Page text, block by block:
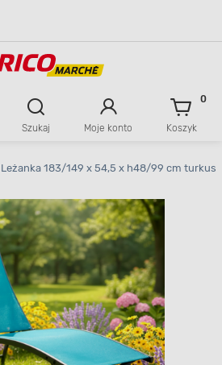
zawartości
Szukaj Moje konto Koszyk
0
Leżanka 183/149 x 54,5 x h48/99 cm turkus